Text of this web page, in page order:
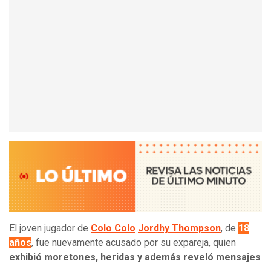
El joven jugador de Colo Colo Jordhy Thompson, de 18
años, fue nuevamente acusado por su expareja, quien
exhibió moretones, heridas y además reveló mensajes